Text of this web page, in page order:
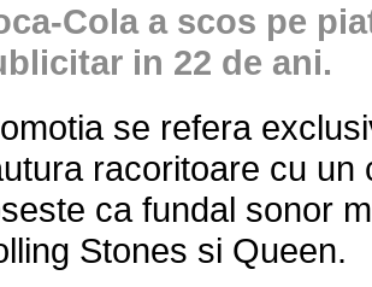
Cola a scos pe
in 22 de ani.
se refera
racoritoare cu
ca fundal sonor
Stones si Queen.